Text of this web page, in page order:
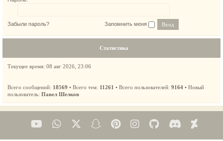
Забыли пароль? Запомнить меня
Статистика
Текущее время: 08 авг 2026, 23:06
Всего сообщений: 18569 • Всего тем: 11261 • Всего пользователей: 9164 • Новый
пользователь: Павел Шелков